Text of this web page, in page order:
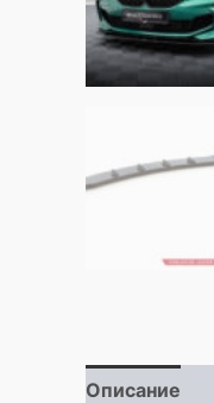
Описание